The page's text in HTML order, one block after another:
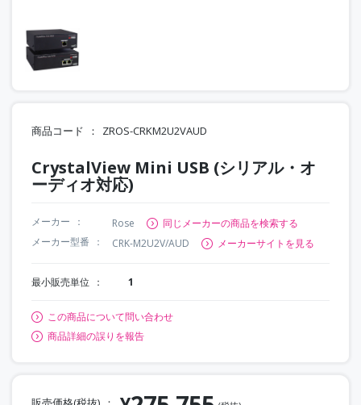
商品コード ZROS-CRKM2U2VAUD
CrystalView Mini USB (シリアル・オ
ーディオ対応)
メーカー Rose
同じメーカーの商品を検索する
メーカー型番
CRK-M2U2V/AUD メーカーサイトを見る
最小販売単位 1
この商品について問い合わせ
商品詳細の誤りを報告